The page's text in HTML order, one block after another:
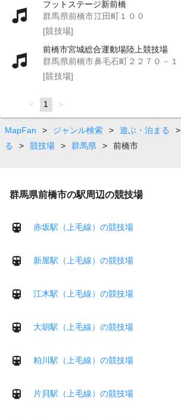
フットステージ新前橋
群馬県前橋市江田町１００
[競技場]
前橋市宮城総合運動場陸上競技場
群馬県前橋市鼻毛石町２２７０－１
[競技場]
page
You're
on
page
1 page
MapFan > ジャンル検索 > 遊ぶ・泊まる >
る
> 競技場 > 群馬県 > 前橋市
群馬県前橋市の駅周辺の競技場
赤坂駅（上毛線）の競技場
新屋駅（上毛線）の競技場
江木駅（上毛線）の競技場
大胡駅（上毛線）の競技場
粕川駅（上毛線）の競技場
片貝駅（上毛線）の競技場